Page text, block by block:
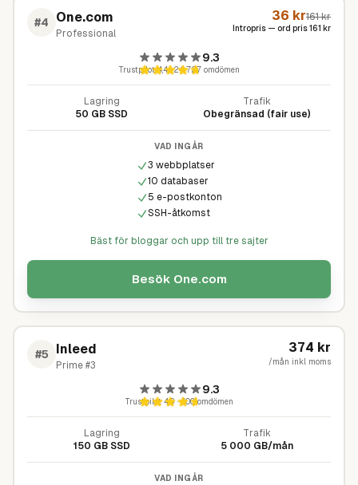
#4 One.com
Professional
36 kr161kr
Intropris — ord pris161 kr
9.3
Trustpilot4,4· 24 727omdömen
Lagring
50 GB SSD
Trafik
Obegränsad (fair use)
VAD INGÅR
3 webbplatser
10 databaser
5 e-postkonton
SSH-åtkomst
Bäst för bloggar och upp till tre sajter
Besök One.com
#5 Inleed
Prime #3
374 kr
/mån inkl moms
9.3
Trustpilot4,9· 400omdömen
Lagring
150 GB SSD
Trafik
5 000 GB/mån
VAD INGÅR